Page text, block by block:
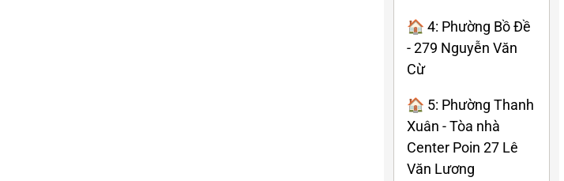
🏠 4: Phường Bồ Đề
- 279 Nguyễn Văn
Cừ
🏠 5: Phường Thanh
Xuân - Tòa nhà
Center Poin 27 Lê
Văn Lương